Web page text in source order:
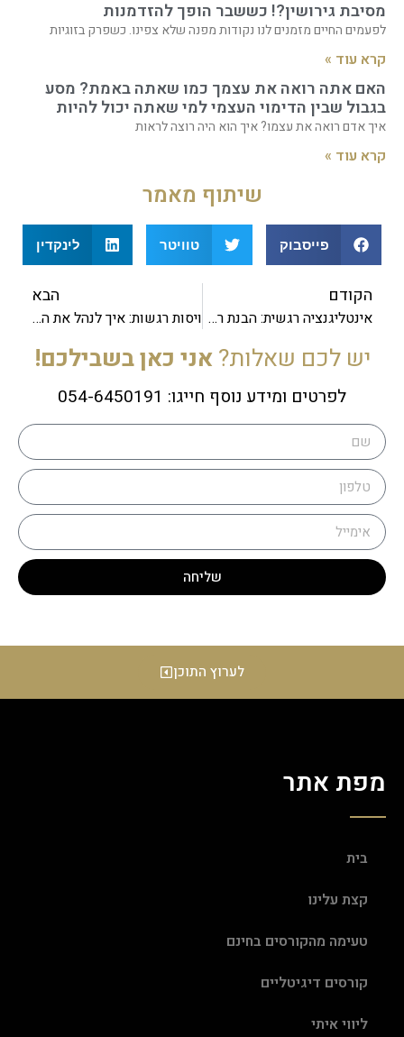
מסיבת גירושין?! כששבר הופך להזדמנות
לפעמים החיים מזמנים לנו נקודות מפנה שלא צפינו. כשפרק בזוגיות
קרא עוד »
האם אתה רואה את עצמך כמו שאתה באמת? מסע
בגבול שבין הדימוי העצמי למי שאתה יכול להיות
איך אדם רואה את עצמו? איך הוא היה רוצה לראות
קרא עוד »
שיתוף מאמר
פייסבוק טוויטר לינקדין
הקודם
אינטליגנציה רגשית: הבנת רגשות אחרים
הבא
ויסות רגשות: איך לנהל את הרגש
יש לכם שאלות?אני כאן בשבילכם!
לפרטים ומידע נוסף חייגו: 054-6450191
שליחה
לערוץ התוכן
מפת אתר
בית
קצת עלינו
טעימה מהקורסים בחינם
קורסים דיגיטליים
ליווי איתי